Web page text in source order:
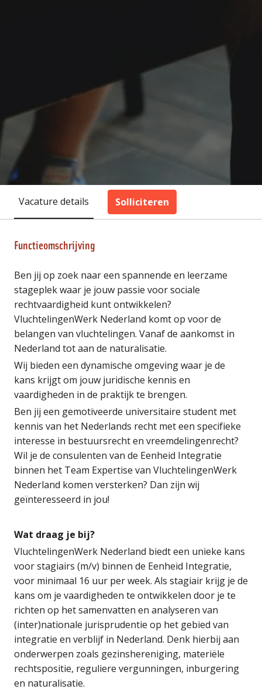
Vacature details Solliciteren
Functieomschrijving
Ben jij op zoek naar een spannende en leerzame
stageplek waar je jouw passie voor sociale
rechtvaardigheid kunt ontwikkelen?
VluchtelingenWerk Nederland komt op voor de
belangen van vluchtelingen. Vanaf de aankomst in
Nederland tot aan de naturalisatie.
Wij bieden een dynamische omgeving waar je de
kans krijgt om jouw juridische kennis en
vaardigheden in de praktijk te brengen.
Ben jij een gemotiveerde universitaire student met
kennis van het Nederlands recht met een specifieke
interesse in bestuursrecht en vreemdelingenrecht?
Wil je de consulenten van de Eenheid Integratie
binnen het Team Expertise van VluchtelingenWerk
Nederland komen versterken? Dan zijn wij
geïnteresseerd in jou!
Wat draag je bij?
VluchtelingenWerk Nederland biedt een unieke kans
voor stagiairs (m/v) binnen de Eenheid Integratie,
voor minimaal 16 uur per week. Als stagiair krijg je de
kans om je vaardigheden te ontwikkelen door je te
richten op het samenvatten en analyseren van
(inter)nationale jurisprudentie op het gebied van
integratie en verblijf in Nederland. Denk hierbij aan
onderwerpen zoals gezinshereniging, materiële
rechtspositie, reguliere vergunningen, inburgering
en naturalisatie.